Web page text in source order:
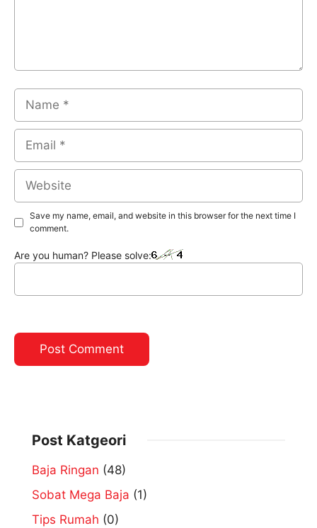
Name
Email
Website
Save my name, email, and website in this browser for the next time I
comment.
Are you human? Please solve:
Post Katgeori
Baja Ringan (48)
Sobat Mega Baja (1)
Tips Rumah (0)